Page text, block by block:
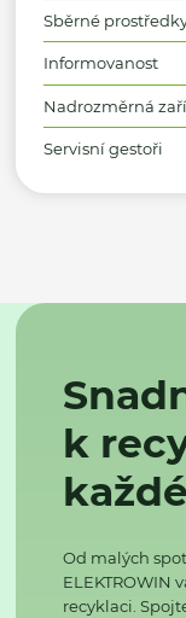
Sběrné
Informovanost
Nadrozměrná
Servisní gestoři
k
Od malých
ELEKTROWIN
recyklaci.